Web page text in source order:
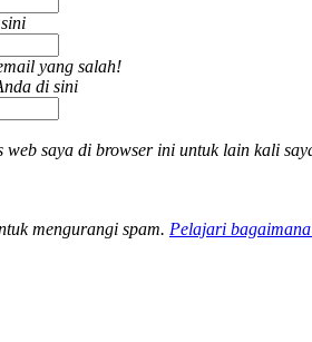
yang salah!
di sini
web saya di browser ini untuk lain kali
mengurangi spam. Pelajari